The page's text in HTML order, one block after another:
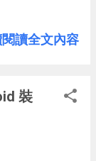
我自己談到
回饋意見，
不同定位
，今天這
讀全文內容
裝